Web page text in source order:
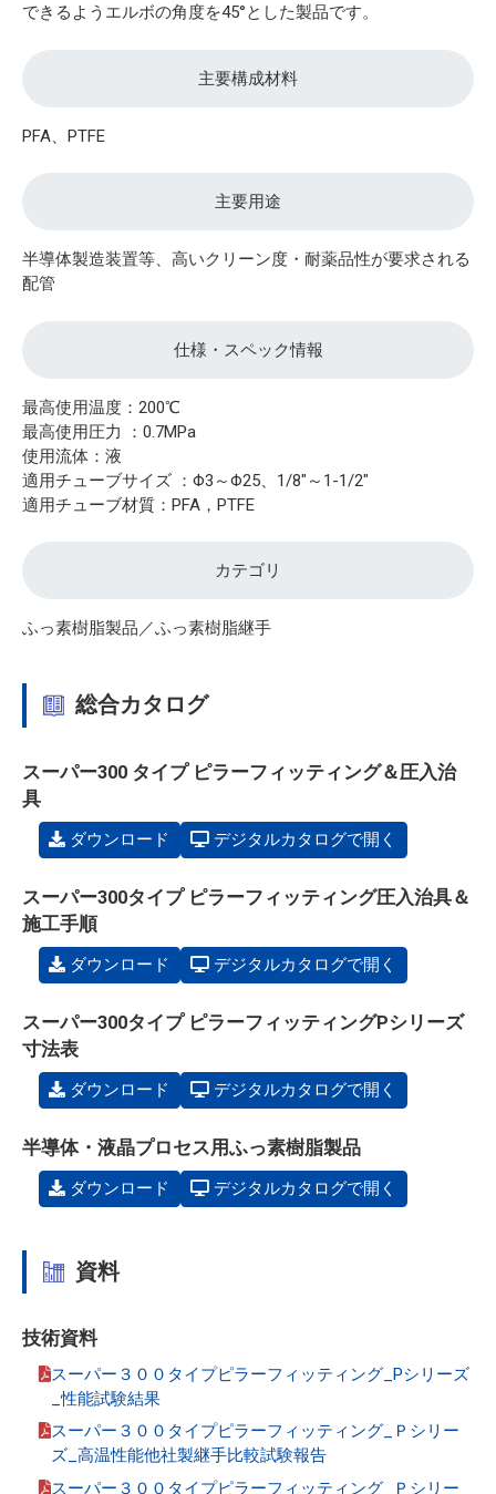
できるようエルボの角度を45°とした製品です。
主要構成材料
PFA、PTFE
主要用途
半導体製造装置等、高いクリーン度・耐薬品性が要求される
配管
仕様・スペック情報
最高使用温度：200℃
最高使用圧力 ：0.7MPa
使用流体：液
適用チューブサイズ ：Φ3～Φ25、1/8"～1-1/2"
適用チューブ材質：PFA，PTFE
カテゴリ
ふっ素樹脂製品／ふっ素樹脂継手
総合カタログ
スーパー300 タイプ ピラーフィッティング＆圧入治
具
ダウンロード デジタルカタログで開く
スーパー300タイプ ピラーフィッティング圧入治具＆
施工手順
ダウンロード デジタルカタログで開く
スーパー300タイプ ピラーフィッティングPシリーズ
寸法表
ダウンロード デジタルカタログで開く
半導体・液晶プロセス用ふっ素樹脂製品
ダウンロード デジタルカタログで開く
資料
技術資料
スーパー３００タイプピラーフィッティング_Pシリーズ
_性能試験結果
スーパー３００タイプピラーフィッティング_Ｐシリー
ズ_高温性能他社製継手比較試験報告
スーパー３００タイプピラーフィッティング_Ｐシリー